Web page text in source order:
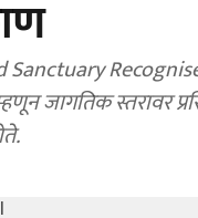
जागतिक स्तरावर